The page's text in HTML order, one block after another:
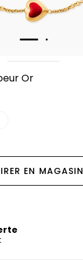
Or
EN MAGASIN